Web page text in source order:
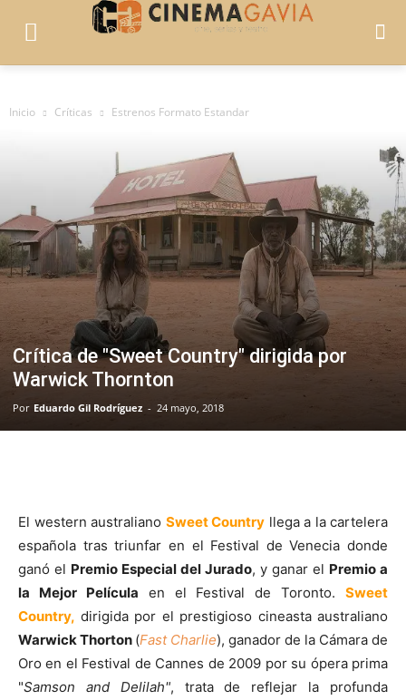
Inicio Críticas Estrenos Formato Estandar
Crítica de "Sweet Country" dirigida por
Warwick Thornton
Por Eduardo Gil Rodríguez - 24 mayo, 2018
El western australiano Sweet Country llega a la cartelera
española tras triunfar en el Festival de Venecia donde
ganó el Premio Especial del Jurado, y ganar el Premio a
la Mejor Película en el Festival de Toronto. Sweet
Country, dirigida por el prestigioso cineasta australiano
Warwick Thorton (Fast Charlie), ganador de la Cámara de
Oro en el Festival de Cannes de 2009 por su ópera prima
"Samson and Delilah", trata de reflejar la profunda